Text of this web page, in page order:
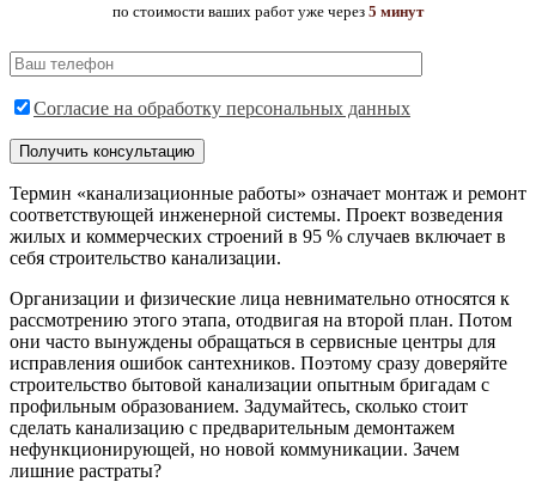
по стоимости ваших работ уже через 5 минут
Согласие на обработку персональных данных
Термин «канализационные работы» означает монтаж и ремонт
соответствующей инженерной системы. Проект возведения
жилых и коммерческих строений в 95 % случаев включает в
себя строительство канализации.
Организации и физические лица невнимательно относятся к
рассмотрению этого этапа, отодвигая на второй план. Потом
они часто вынуждены обращаться в сервисные центры для
исправления ошибок сантехников. Поэтому сразу доверяйте
строительство бытовой канализации опытным бригадам с
профильным образованием. Задумайтесь, сколько стоит
сделать канализацию с предварительным демонтажем
нефункционирующей, но новой коммуникации. Зачем
лишние растраты?